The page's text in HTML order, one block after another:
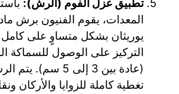
تطبيق عزل الفوم (الرش):
المعدات، يقوم الفنيون برش
يوريثان بشكل متساوٍ على
التركيز على الوصول للسماكة
(عادة بين 3 إلى 5
تغطية كاملة للزوايا والأركان